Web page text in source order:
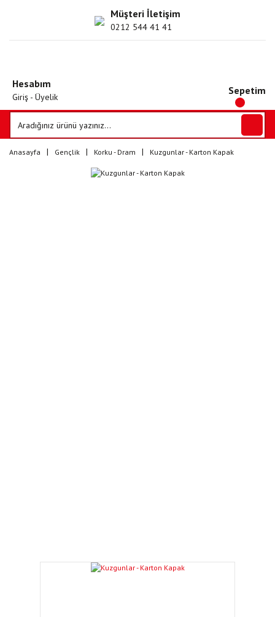
Müşteri İletişim
0212 544 41 41
Hesabım
Giriş - Üyelik
Sepetim
Anasayfa Gençlik Korku - Dram Kuzgunlar - Karton Kapak